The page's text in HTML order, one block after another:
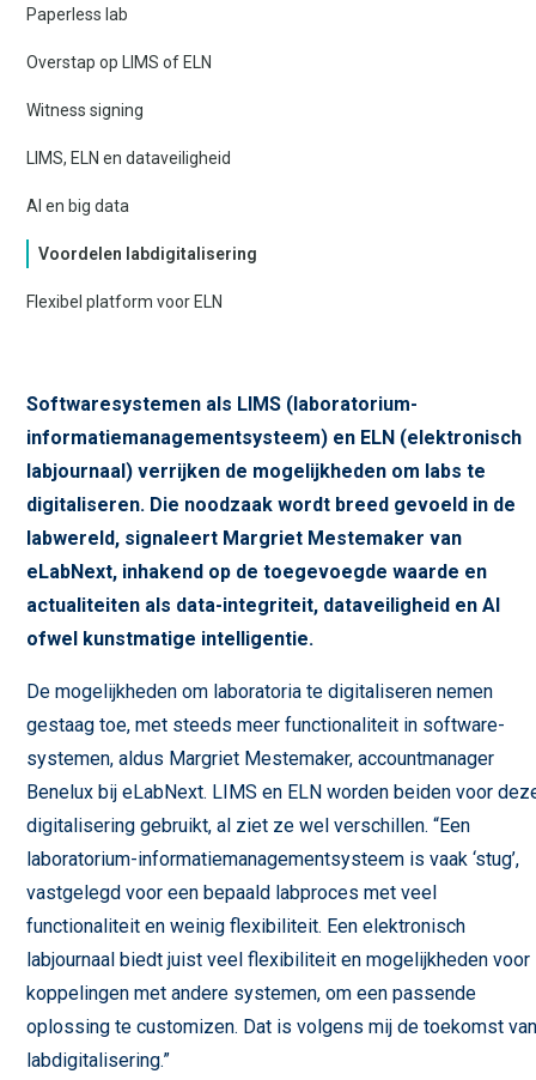
Paperless lab
Overstap op LIMS of ELN
Witness signing
LIMS, ELN en dataveiligheid
AI en big data
Voordelen labdigitalisering
Flexibel platform voor ELN
Softwaresystemen als LIMS (laboratorium-
informatiemanagementsysteem) en ELN (elektronisch
labjournaal) verrijken de mogelijkheden om labs te
digitaliseren. Die noodzaak wordt breed gevoeld in de
labwereld, signaleert Margriet Mestemaker van
eLabNext, inhakend op de toegevoegde waarde en
actualiteiten als data-integriteit, dataveiligheid en AI
ofwel kunstmatige intelligentie.
De mogelijkheden om laboratoria te digitaliseren nemen
gestaag toe, met steeds meer functionaliteit in software-
systemen, aldus Margriet Mestemaker, accountmanager
Benelux bij eLabNext. LIMS en ELN worden beiden voor
digitalisering gebruikt, al ziet ze wel verschillen. “Een
laboratorium-informatiemanagementsysteem is vaak ‘stug’,
vastgelegd voor een bepaald labproces met veel
functionaliteit en weinig flexibiliteit. Een elektronisch
labjournaal biedt juist veel flexibiliteit en mogelijkheden voor
koppelingen met andere systemen, om een passende
oplossing te customizen. Dat is volgens mij de toekomst
labdigitalisering.”